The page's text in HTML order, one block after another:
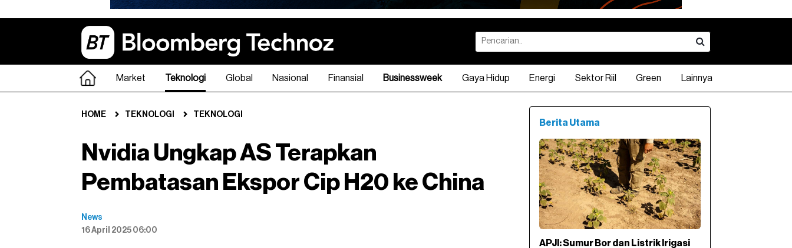
Market Teknologi Global Nasional Finansial Businessweek Gaya Hidup Energi Sektor Riil Green Lainnya
HOME TEKNOLOGI TEKNOLOGI
Nvidia Ungkap AS Terapkan
Pembatasan Ekspor Cip H20 ke China
News
16 April 2025 06:00
Berita Utama
APJI: Sumur Bor dan Listrik Irigasi